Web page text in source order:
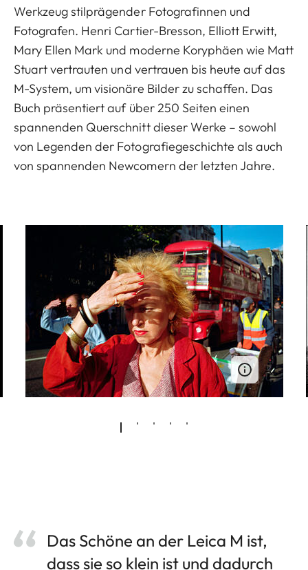
Werkzeug stilprägender Fotografinnen und
Fotografen. Henri Cartier-Bresson, Elliott Erwitt,
Mary Ellen Mark und moderne Koryphäen wie Matt
Stuart vertrauten und vertrauen bis heute auf das
M-System, um visionäre Bilder zu schaffen. Das
Buch präsentiert auf über 250 Seiten einen
spannenden Querschnitt dieser Werke – sowohl
von Legenden der Fotografiegeschichte als auch
von spannenden Newcomern der letzten Jahre.
Das Schöne an der Leica M ist,
dass sie so klein ist und dadurch